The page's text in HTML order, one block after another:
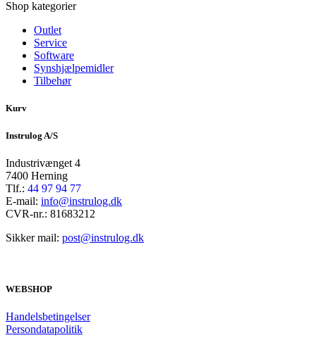
Shop kategorier
Outlet
Service
Software
Synshjælpemidler
Tilbehør
Kurv
Instrulog A/S
Industrivænget 4
7400 Herning
Tlf.: 44 97 94 77
E-mail: info@instrulog.dk
CVR-nr.: 81683212
Sikker mail: post@instrulog.dk
WEBSHOP
Handelsbetingelser
Persondatapolitik